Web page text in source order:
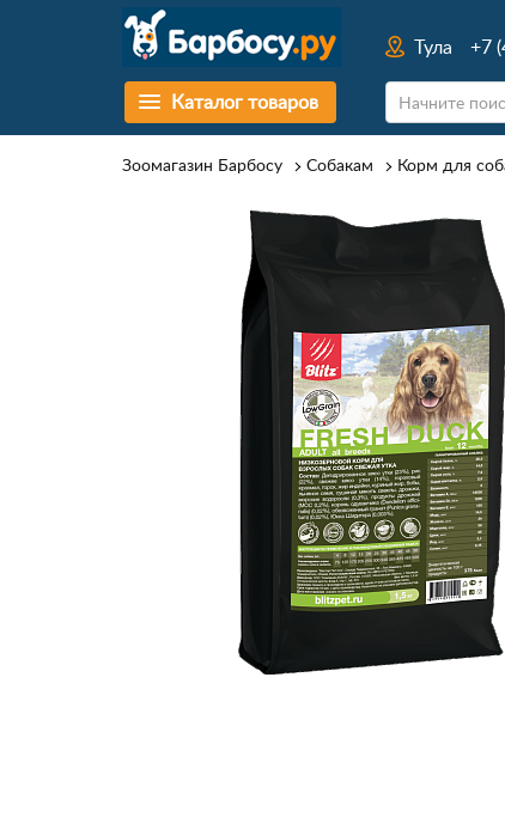
Тула +7
Каталог товаров
Зоомагазин Барбосу Собакам Корм для